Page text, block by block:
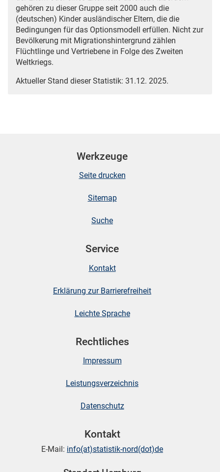
gehören zu dieser Gruppe seit 2000 auch die
(deutschen) Kinder ausländischer Eltern, die die
Bedingungen für das Optionsmodell erfüllen. Nicht zur
Bevölkerung mit Migrationshintergrund zählen
Flüchtlinge und Vertriebene in Folge des Zweiten
Weltkriegs.
Aktueller Stand dieser Statistik: 31.12. 2025.
Werkzeuge
Seite drucken
Sitemap
Suche
Service
Kontakt
Erklärung zur Barrierefreiheit
Leichte Sprache
Rechtliches
Impressum
Leistungsverzeichnis
Datenschutz
Kontakt
E-Mail: info(at)statistik-nord(dot)de